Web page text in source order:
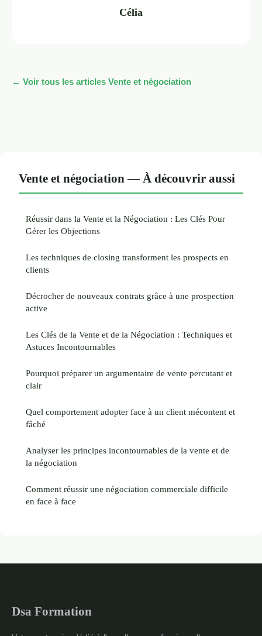
Célia
← Voir tous les articles Vente et négociation
Vente et négociation — À découvrir aussi
Réussir dans la Vente et la Négociation : Les Clés Pour
Gérer les Objections
Les techniques de closing transforment les prospects en
clients
Décrocher de nouveaux contrats grâce à une prospection
active
Les Clés de la Vente et de la Négociation : Techniques et
Astuces Incontournables
Pourquoi préparer un argumentaire de vente percutant et
clair
Quel comportement adopter face à un client mécontent et
fâché
Analyser les principes incontournables de la vente et de
la négociation
Comment réussir une négociation commerciale difficile
en face à face
Dsa Formation